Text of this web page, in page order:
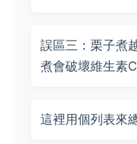
誤區三：栗子煮
煮會破壞維生素
這裡用個列表來